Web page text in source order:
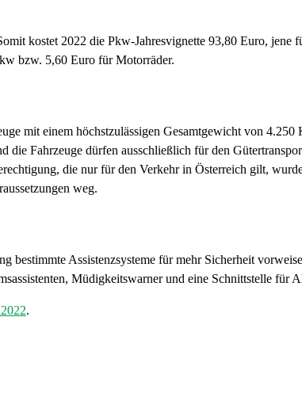
kostet 2022 die Pkw-Jahresvignette 93,80 Euro,
bzw. 5,60 Euro für Motorräder.
mit einem höchstzulässigen Gesamtgewicht von
die Fahrzeuge dürfen ausschließlich für den
die nur für den Verkehr in Österreich gilt,
weg.
bestimmte Assistenzsysteme für mehr Sicherheit
Müdigkeitswarner und eine Schnittstelle für
.